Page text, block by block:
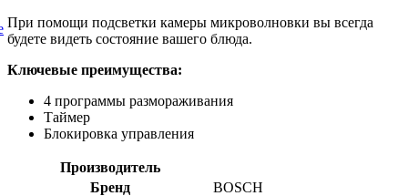
При помощи подсветки камеры микроволновки вы всегда
будете видеть состояние вашего блюда.
Ключевые преимущества:
4 программы размораживания
Таймер
Блокировка управления
Производитель
Бренд
BOSCH